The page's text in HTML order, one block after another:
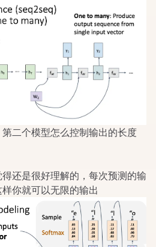
二个模型怎么控制输出的长度
还是很好理解的，每次预测的输
你就可以无限的输出